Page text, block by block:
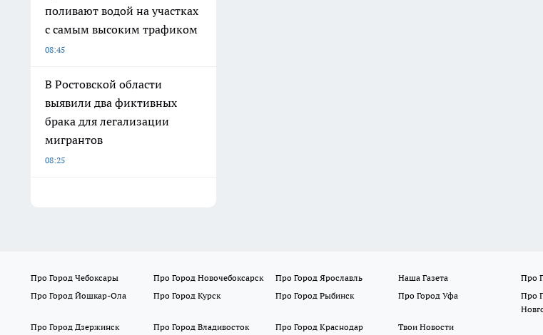
поливают водой на участках
с самым высоким трафиком
08:45
В Ростовской области
выявили два фиктивных
брака для легализации
мигрантов
08:25
Про Город Чебоксары Про Город Новочебоксарск Про Город Ярославль Наша Газета
Про
Про Город Йошкар-Ола
Про Город Курск Про Город Рыбинск Про Город Уфа
Про
Про Город Дзержинск
Про Город Владивосток Про Город Краснодар Твои Новости